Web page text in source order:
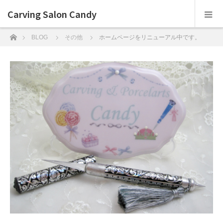
Carving Salon Candy
ホームBLOG その他 ホームページをリニューアル中です。